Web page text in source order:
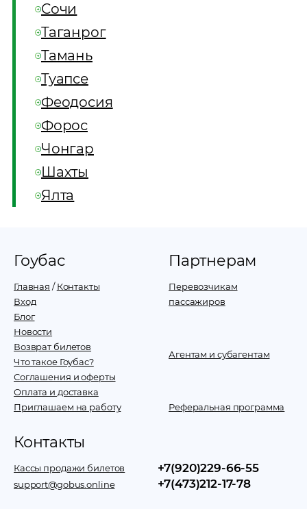
Сочи
Таганрог
Тамань
Туапсе
Феодосия
Форос
Чонгар
Шахты
Ялта
Гоубас
Главная /Контакты
Вход
Блог
Новости
Возврат билетов
Что такое Гоубас?
Соглашения и оферты
Оплата и доставка
Приглашаем на работу
Партнерам
Перевозчикам
пассажиров
Агентам и субагентам
Реферальная программа
Контакты
Кассы продажи билетов
support@gobus.online
+7(920)229-66-55
+7(473)212-17-78